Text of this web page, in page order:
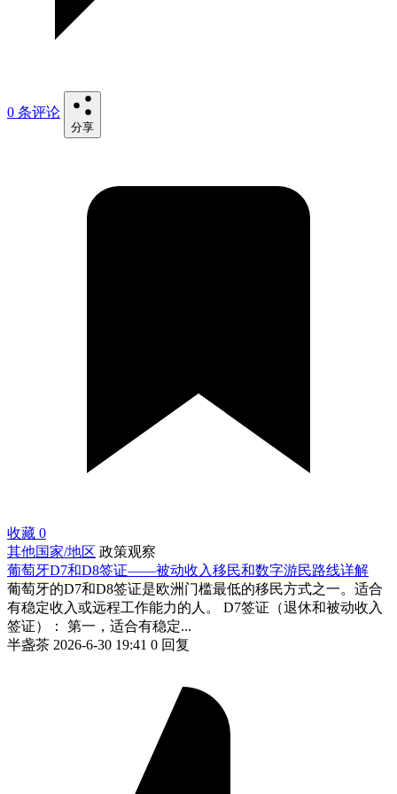
0 条评论
分享
收藏 0
其他国家/地区 政策观察
葡萄牙D7和D8签证——被动收入移民和数字游民路线详解
葡萄牙的D7和D8签证是欧洲门槛最低的移民方式之一。适合
有稳定收入或远程工作能力的人。 D7签证（退休和被动收入
签证）： 第一，适合有稳定...
半盏茶 2026-6-30 19:41 0 回复